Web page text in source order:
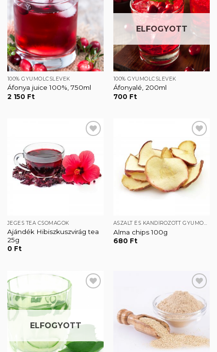
Kedvencekhez
100% GYÜMÖLCSLEVEK
Áfonya juice 100%, 750ml
2 150 Ft
Kedvencekhez
ELFOGYOTT
100% GYÜMÖLCSLEVEK
Áfonyalé, 200ml
700 Ft
Kedvencekhez
JEGES TEA CSOMAGOK
Ajándék Hibiszkuszvirág tea
25g
0 Ft
Kedvencekhez
ASZALT ÉS KANDÍROZOTT GYÜMÖLCSÖK
Alma chips 100g
680 Ft
Kedvencekhez
ELFOGYOTT
Kedvencekhez